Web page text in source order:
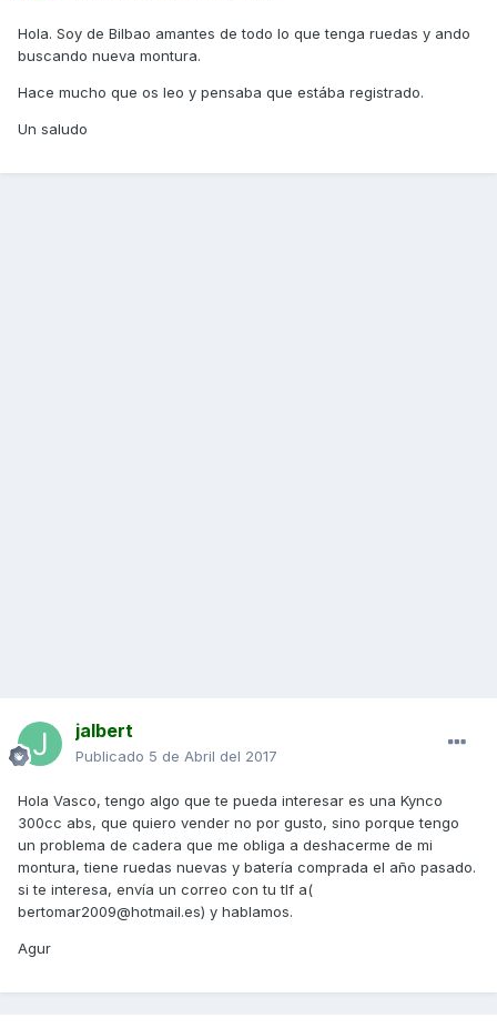
Hola. Soy de Bilbao amantes de todo lo que tenga ruedas y ando
buscando nueva montura.
Hace mucho que os leo y pensaba que estába registrado.
Un saludo
jalbert
Publicado 5 de Abril del 2017
Hola Vasco, tengo algo que te pueda interesar es una Kynco
300cc abs, que quiero vender no por gusto, sino porque tengo
un problema de cadera que me obliga a deshacerme de mi
montura, tiene ruedas nuevas y batería comprada el año pasado.
si te interesa, envía un correo con tu tlf a(
bertomar2009@hotmail.es) y hablamos.
Agur